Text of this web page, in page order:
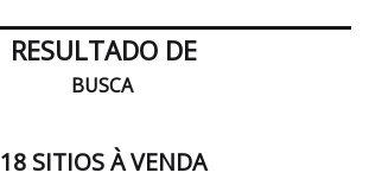
RESULTADO DE
BUSCA
18 SITIOS À VENDA